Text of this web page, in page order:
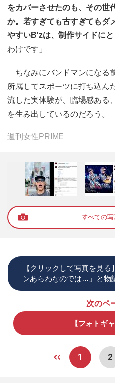
をカバーさせたのも、その世
か。若すぎても古すぎてもダ
やすいB'zは、制作サイドに
わけです」
ちなみにバンドマンになる
所属してスポーツに打ち込ん
流した実体験が、臨場感ある
を生み出しているのだろう。
週刊女性PRIME
すべての写
【クリックして写真を見
ンあらわなのでは…」と物
次のペ
【フォトギ
1 2